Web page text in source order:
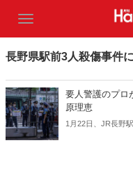
長野県駅前3人殺傷事件
要人警護のプロ
原理恵
1月22日、JR長野